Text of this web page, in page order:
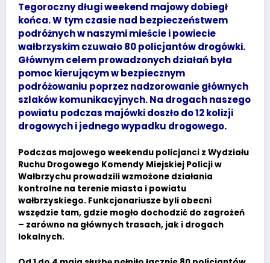
Tegoroczny długi weekend majowy dobiegł
końca. W tym czasie nad bezpieczeństwem
podróżnych w naszymi mieście i powiecie
wałbrzyskim czuwało 80 policjantów drogówki.
Głównym celem prowadzonych działań była
pomoc kierującym w bezpiecznym
podróżowaniu poprzez nadzorowanie głównych
szlaków komunikacyjnych. Na drogach naszego
powiatu podczas majówki doszło do 12 kolizji
drogowych i jednego wypadku drogowego.
Podczas majowego weekendu policjanci z Wydziału
Ruchu Drogowego Komendy Miejskiej Policji w
Wałbrzychu prowadzili wzmożone działania
kontrolne na terenie miasta i powiatu
wałbrzyskiego. Funkcjonariusze byli obecni
wszędzie tam, gdzie mogło dochodzić do zagrożeń
– zarówno na głównych trasach, jak i drogach
lokalnych.